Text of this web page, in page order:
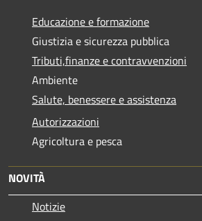
Educazione e formazione
Giustizia e sicurezza pubblica
Tributi,finanze e contravvenzioni
Ambiente
Salute, benessere e assistenza
Autorizzazioni
Agricoltura e pesca
NOVITÀ
Notizie